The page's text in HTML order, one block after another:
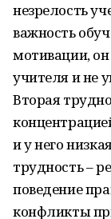
незрелость
важность
мотивации,
учителя и не
Вторая
и у него
трудность –
поведение
конфликты